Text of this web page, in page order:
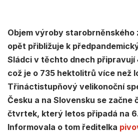
Objem výroby starobrněnského
opět přibližuje k
Sládci v těchto dnech
což je o 735 hektolitrů více než
Třináctistupňový velikonoční
Česku a na Slovensku se začne
čtvrtek, který letos připadá na
Informovala o tom ředitelka